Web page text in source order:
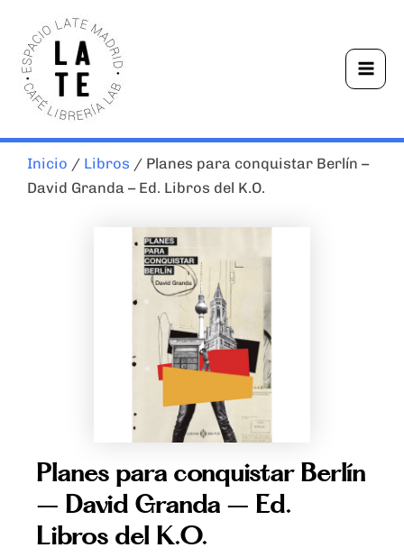
contenido
Inicio / Libros / Planes para conquistar Berlín –
David Granda – Ed. Libros del K.O.
Planes para conquistar Berlín
– David Granda – Ed.
Libros del K.O.